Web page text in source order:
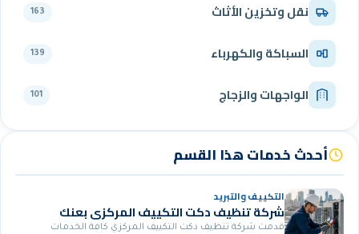
نقل وتخزين الأثاث 163
السباكة والكهرباء 139
الواجهات والزجاج 101
أحدث خدمات هذا القسم
التكييف والتبريد
شركة تنظيف دكت التكييف المركزي بعنك
قدمت شركة تنظيف دكت التكييف المركزي كافة الخدمات